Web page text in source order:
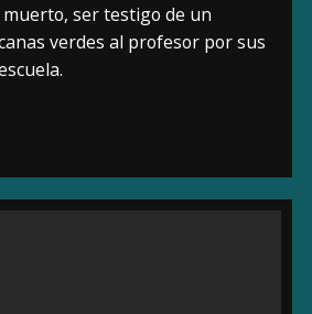
ser testigo de un
verdes al profesor por sus